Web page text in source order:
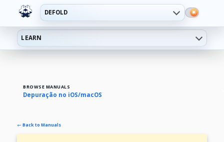
DEFOLD
LEARN
BROWSE MANUALS
Depuração no iOS/macOS
← Back to Manuals